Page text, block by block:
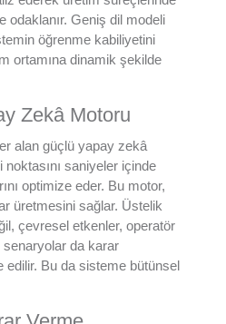
odaklanır. Geniş dil modeli
öğrenme kabiliyetini
ortamına dinamik şekilde
Zekâ Motoru
alan güçlü yapay zekâ
saniyeler içinde
optimize eder. Bu motor,
üretmesini sağlar. Üstelik
çevresel etkenler, operatör
senaryolar da karar
edilir. Bu da sisteme bütünsel